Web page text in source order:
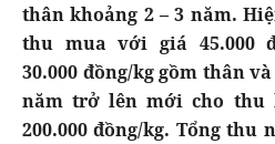
thân khoảng 2 – 3 năm.
thu mua với giá 45.000
30.000 đồng/kg gồm thân
năm trở lên mới cho thu
200.000 đồng/kg. Tổng